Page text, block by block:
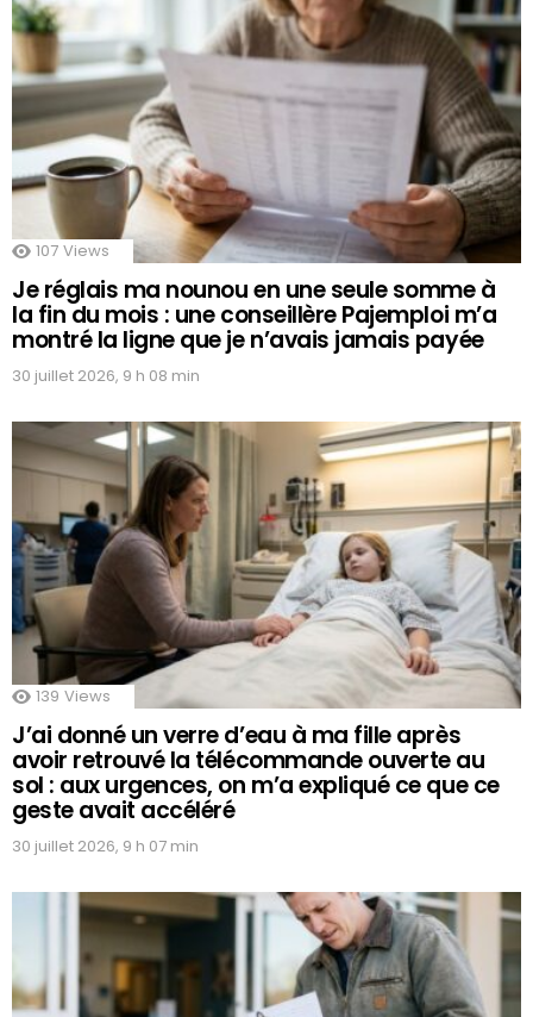
107 Views
Je réglais ma nounou en une seule somme à
la fin du mois : une conseillère Pajemploi m’a
montré la ligne que je n’avais jamais payée
30 juillet 2026, 9 h 08 min
139 Views
J’ai donné un verre d’eau à ma fille après
avoir retrouvé la télécommande ouverte au
sol : aux urgences, on m’a expliqué ce que ce
geste avait accéléré
30 juillet 2026, 9 h 07 min